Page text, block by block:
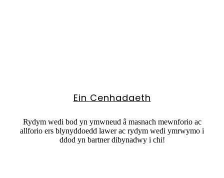
Ein Cenhadaeth
Rydym wedi bod yn ymwneud â masnach mewnforio ac
allforio ers blynyddoedd lawer ac rydym wedi ymrwymo i
ddod yn bartner dibynadwy i chi!